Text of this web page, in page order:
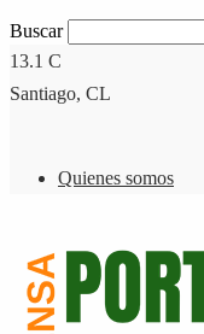
Buscar
13.1 C
Santiago, CL
Quienes somos